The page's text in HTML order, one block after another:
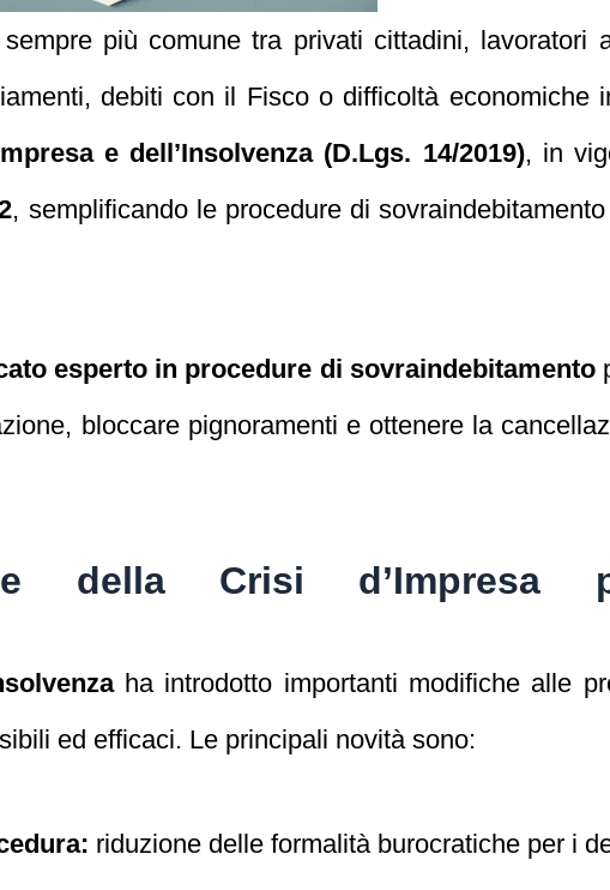
più comune tra privati cittadini, lavoratori
debiti con il Fisco o difficoltà economiche
e dell’Insolvenza (D.Lgs. 14/2019), in
, semplificando le procedure di
esperto in procedure di sovraindebitamento
bloccare pignoramenti e ottenere la
della Crisi d’Impresa
ha introdotto importanti modifiche alle
ed efficaci. Le principali novità sono:
riduzione delle formalità burocratiche per i